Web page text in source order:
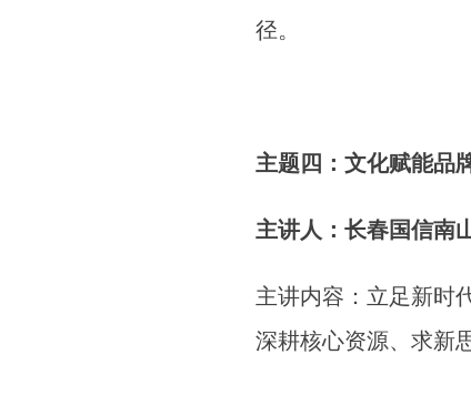
径。
主题四：文化赋能品
主讲人：长春国信南
主讲内容：立足新时
深耕核心资源、求新